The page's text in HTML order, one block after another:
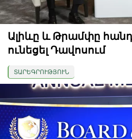
Ալիևը և Թրամփը
ունեցել Դավոսում
ՏԱՐԵԳՐՈՒԹՅՈՒՆ